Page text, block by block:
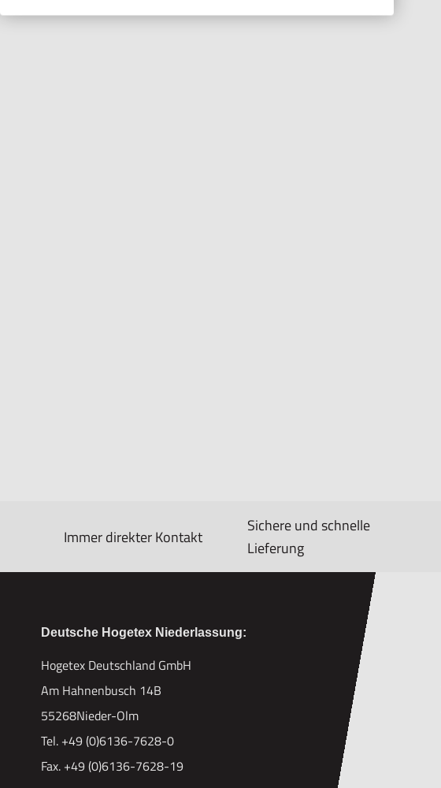
Immer direkter Kontakt
Sichere und schnelle
Lieferung
Deutsche Hogetex Niederlassung:
Hogetex Deutschland GmbH
Am Hahnenbusch 14B
55268Nieder-Olm
Tel. +49 (0)6136-7628-0
Fax. +49 (0)6136-7628-19